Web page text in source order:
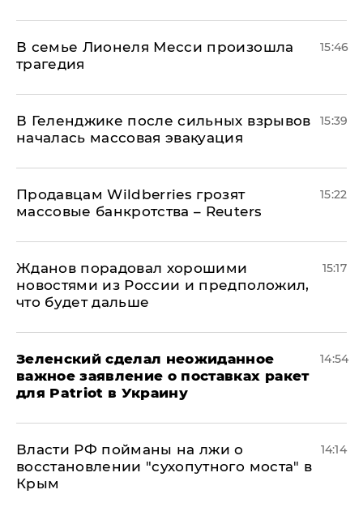
В семье Лионеля Месси произошла
трагедия
15:46
В Геленджике после сильных взрывов
началась массовая эвакуация
15:39
Продавцам Wildberries грозят
массовые банкротства – Reuters
15:22
Жданов порадовал хорошими
новостями из России и предположил,
что будет дальше
15:17
Зеленский сделал неожиданное
важное заявление о поставках ракет
для Patriot в Украину
14:54
Власти РФ пойманы на лжи о
восстановлении "сухопутного моста" в
Крым
14:14